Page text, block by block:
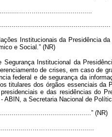
Institucionais da Presidência
e Social.” (NR)
Segurança Institucional da
de crises, em caso de
federal e de segurança da
titulares dos órgãos essenciais da
e das residências do
ABIN, a Secretaria Nacional de
(NR)